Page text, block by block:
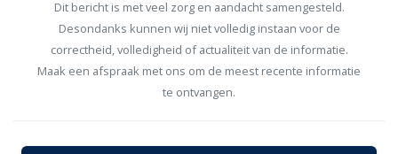
Dit bericht is met veel zorg en aandacht samengesteld.
Desondanks kunnen wij niet volledig instaan voor de
correctheid, volledigheid of actualiteit van de informatie.
Maak een afspraak met ons om de meest recente informatie
te ontvangen.